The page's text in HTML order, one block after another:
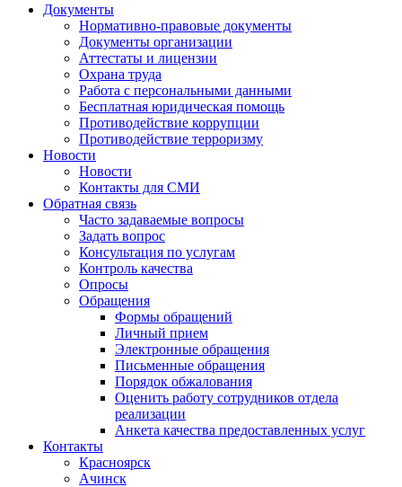
Документы
Нормативно-правовые документы
Документы организации
Аттестаты и лицензии
Охрана труда
Работа с персональными данными
Бесплатная юридическая помощь
Противодействие коррупции
Противодействие терроризму
Новости
Новости
Контакты для СМИ
Обратная связь
Часто задаваемые вопросы
Задать вопрос
Консультация по услугам
Контроль качества
Опросы
Обращения
Формы обращений
Личный прием
Электронные обращения
Письменные обращения
Порядок обжалования
Оценить работу сотрудников отдела
реализации
Анкета качества предоставленных услуг
Контакты
Красноярск
Ачинск